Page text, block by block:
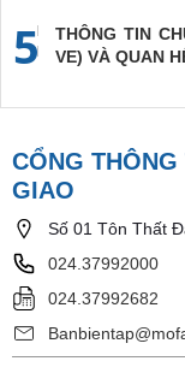
5
THÔNG TIN
VE) VÀ QUAN
CỔNG
GIAO
Số 01 Tôn Thất
024.37992000
024.37992682